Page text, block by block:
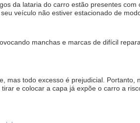
da lataria do carro estão presentes
veículo não estiver estacionado de
manchas e marcas de difícil
mas todo excesso é prejudicial. Portanto,
e colocar a capa já expõe o carro a